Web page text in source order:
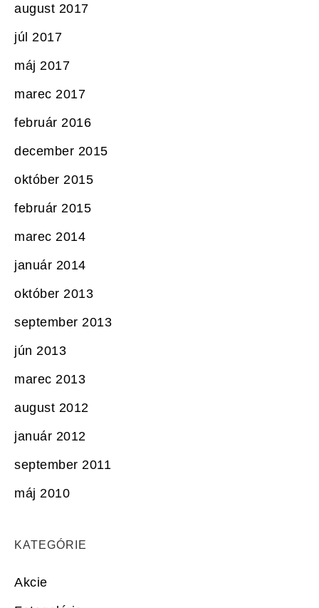
august 2017
júl 2017
máj 2017
marec 2017
február 2016
december 2015
október 2015
február 2015
marec 2014
január 2014
október 2013
september 2013
jún 2013
marec 2013
august 2012
január 2012
september 2011
máj 2010
KATEGÓRIE
Akcie